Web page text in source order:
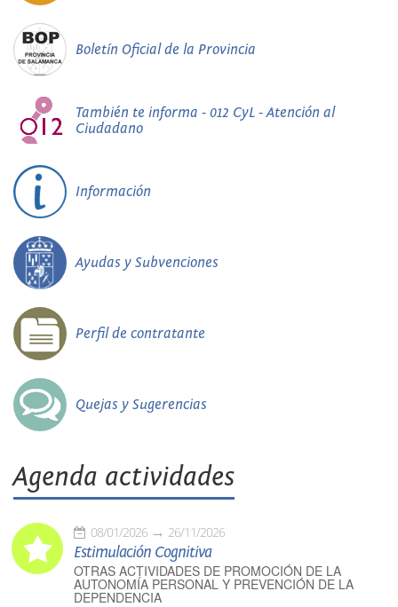
Boletín Oficial de la Provincia
También te informa - 012 CyL - Atención al
Ciudadano
Información
Ayudas y Subvenciones
Perfil de contratante
Quejas y Sugerencias
Agenda actividades
08/01/2026 26/11/2026
Estimulación Cognitiva
OTRAS ACTIVIDADES DE PROMOCIÓN DE LA
AUTONOMÍA PERSONAL Y PREVENCIÓN DE LA
DEPENDENCIA